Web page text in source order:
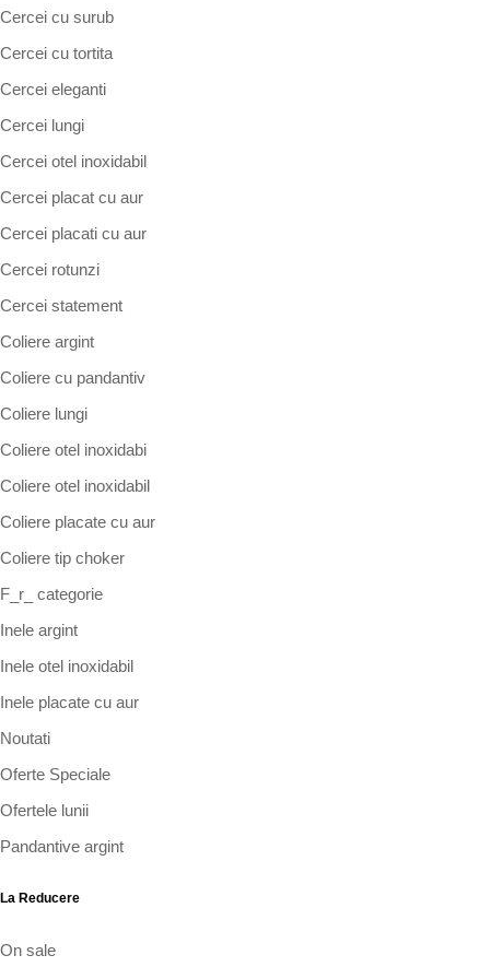
Cercei cu surub
Cercei cu tortita
Cercei eleganti
Cercei lungi
Cercei otel inoxidabil
Cercei placat cu aur
Cercei placati cu aur
Cercei rotunzi
Cercei statement
Coliere argint
Coliere cu pandantiv
Coliere lungi
Coliere otel inoxidabi
Coliere otel inoxidabil
Coliere placate cu aur
Coliere tip choker
F_r_ categorie
Inele argint
Inele otel inoxidabil
Inele placate cu aur
Noutati
Oferte Speciale
Ofertele lunii
Pandantive argint
La Reducere
On sale